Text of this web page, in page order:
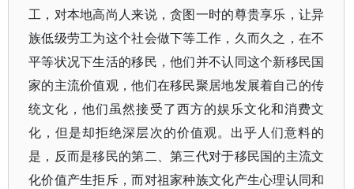
工，对本地高尚人来说，贪图一时的尊贵享乐，让异
族低级劳工为这个社会做下等工作，久而久之，在不
平等状况下生活的移民，他们并不认同这个新移民国
家的主流价值观，他们在移民聚居地发展着自己的传
统文化，他们虽然接受了西方的娱乐文化和消费文
化，但是却拒绝深层次的价值观。出乎人们意料的
是，反而是移民的第二、第三代对于移民国的主流文
化价值产生拒斥，而对祖家种族文化产生心理认同和